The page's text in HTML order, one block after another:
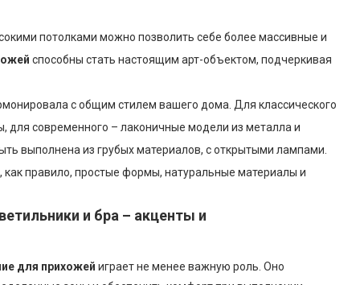
потолками можно позволить себе более массивные и
способны стать настоящим арт-объектом, подчеркивая
с общим стилем вашего дома. Для классического
для современного – лаконичные модели из металла и
выполнена из грубых материалов, с открытыми лампами.
как правило, простые формы, натуральные материалы и
и бра – акценты и
для прихожей играет не менее важную роль. Оно